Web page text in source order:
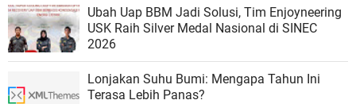
Ubah Uap BBM Jadi Solusi, Tim Enjoyneering
USK Raih Silver Medal Nasional di SINEC
2026
Lonjakan Suhu Bumi: Mengapa Tahun Ini
Terasa Lebih Panas?